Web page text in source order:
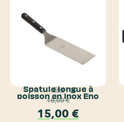
Eno
Spatule longue à
poisson en inox Eno
18,00€
15,00€